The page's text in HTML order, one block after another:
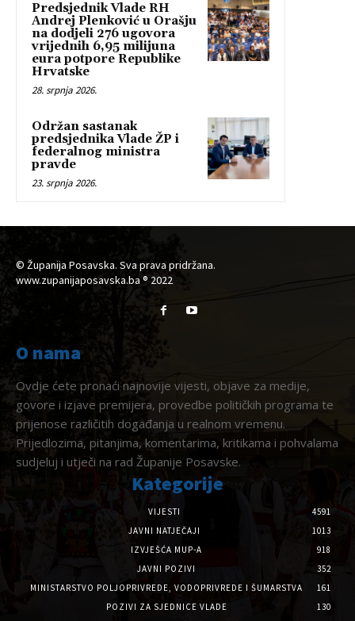
Predsjednik Vlade RH
Andrej Plenković u Orašju
na dodjeli 276 ugovora
vrijednih 6,95 milijuna
eura potpore Republike
Hrvatske
28. srpnja 2026.
Održan sastanak
predsjednika Vlade ŽP i
federalnog ministra
pravde
23. srpnja 2026.
© Županija Posavska. Sva prava pridržana.
www.zupanijaposavska.ba ® 2022
O nama
Ovdje ćete pronaći najnovije vijesti, objave za medije,
govore i izjave premijera, provedbe političkih programa te
prijenose različitih događanja u realnom vremenu.
Prijedlozima, pitanjima, komentarima, kritikama i pohvalama
sudjeluj i utječi na rad Županije Posavske.
Kategorije
VIJESTI
4591
JAVNI NATJEČAJI
1013
IZVJEŠĆA MUP-A
918
JAVNI POZIVI
352
MINISTARSTVO POLJOPRIVREDE, VODOPRIVREDE I ŠUMARSTVA
161
POZIVI ZA SJEDNICE VLADE
130